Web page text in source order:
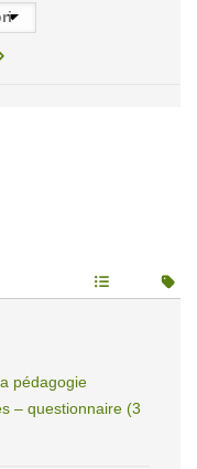
pédagogie
– questionnaire (3